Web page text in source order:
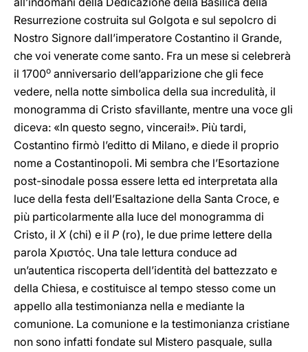
Resurrezione costruita sul Golgota e sul sepolcro di
Nostro Signore dall’imperatore Costantino il Grande,
che voi venerate come santo. Fra un mese si celebrerà
il 1700o anniversario dell’apparizione che gli fece
vedere, nella notte simbolica della sua incredulità, il
monogramma di Cristo sfavillante, mentre una voce gli
diceva: «In questo segno, vincerai!». Più tardi,
Costantino firmò l’editto di Milano, e diede il proprio
nome a Costantinopoli. Mi sembra che l’Esortazione
post-sinodale possa essere letta ed interpretata alla
luce della festa dell’Esaltazione della Santa Croce, e
più particolarmente alla luce del monogramma di
Cristo, il X(chi) e il P (ro), le due prime lettere della
parola Χριστός. Una tale lettura conduce ad
un’autentica riscoperta dell’identità del battezzato e
della Chiesa, e costituisce al tempo stesso come un
appello alla testimonianza nella e mediante la
comunione. La comunione e la testimonianza cristiane
non sono infatti fondate sul Mistero pasquale, sulla